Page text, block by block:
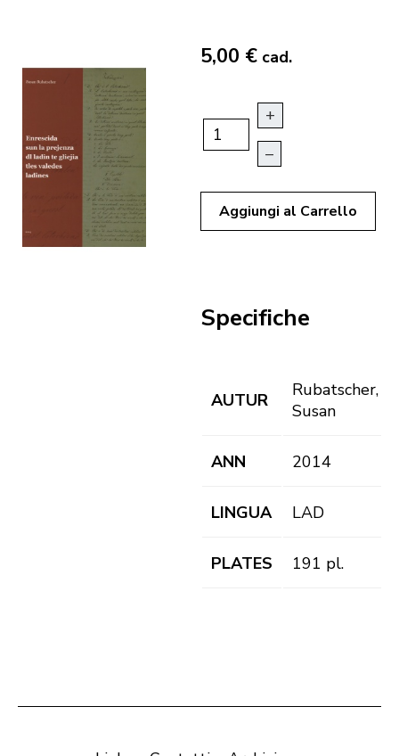
5,00 € cad.
+
–
Aggiungi al Carrello
Specifiche
AUTUR
Rubatscher,
Susan
ANN 2014
LINGUA LAD
PLATES 191 pl.